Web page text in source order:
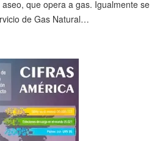
que opera a gas. Igualmente se
de Gas Natural…